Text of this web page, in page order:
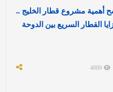
أهمية مشروع قطار الخليج ..
القطار السريع بين الدوحة